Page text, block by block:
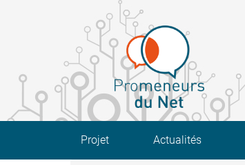
Main navigation
Projet Actualités